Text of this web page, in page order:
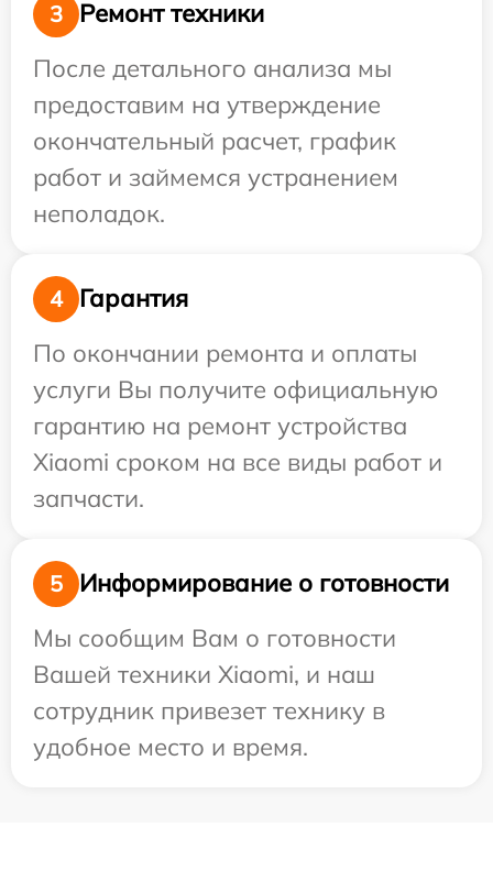
3
Ремонт техники
После детального анализа мы
предоставим на утверждение
окончательный расчет, график
работ и займемся устранением
неполадок.
4
Гарантия
По окончании ремонта и оплаты
услуги Вы получите официальную
гарантию на ремонт устройства
Xiaomi сроком на все виды работ и
запчасти.
5
Информирование о готовности
Мы сообщим Вам о готовности
Вашей техники Xiaomi, и наш
сотрудник привезет технику в
удобное место и время.